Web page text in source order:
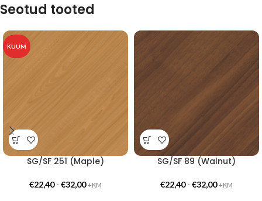
Seotud tooted
KUUM
SG/SF 251 (Maple)
€22,40- €32,00 +KM
SG/SF 89 (Walnut)
€22,40- €32,00 +KM